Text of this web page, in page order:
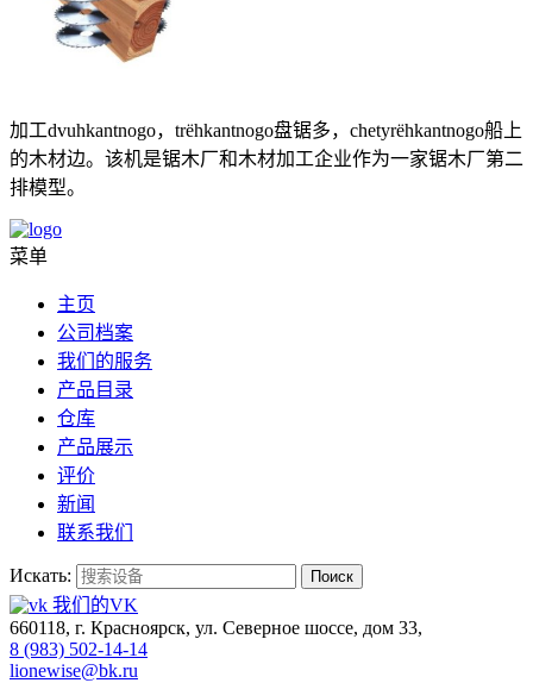
加工dvuhkantnogo，trёhkantnogo盘锯多，chetyrёhkantnogo船上
的木材边。该机是锯木厂和木材加工企业作为一家锯木厂第二
排模型。
菜单
主页
公司档案
我们的服务
产品目录
仓库
产品展示
评价
新闻
联系我们
Искать: Поиск
我们的VK
660118, г. Красноярск, ул. Северное шоссе, дом 33,
8 (983) 502-14-14
lionewise@bk.ru